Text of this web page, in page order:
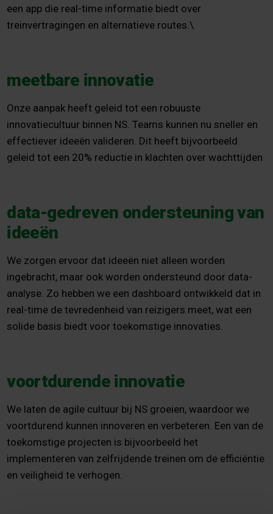
een app die real-time informatie biedt over
treinvertragingen en alternatieve routes.\
meetbare innovatie
Onze aanpak heeft geleid tot een robuuste
innovatiecultuur binnen NS. Teams kunnen nu sneller en
effectiever ideeën valideren. Dit heeft bijvoorbeeld
geleid tot een 20% reductie in klachten over wachttijden
data-gedreven ondersteuning van
ideeën
We zorgen ervoor dat ideeën niet alleen worden
ingebracht, maar ook worden ondersteund door data-
analyse. Zo hebben we een dashboard ontwikkeld dat in
real-time de tevredenheid van reizigers meet, wat een
solide basis biedt voor toekomstige innovaties.
voortdurende innovatie
We laten de agile cultuur bij NS groeien, waardoor we
voortdurend kunnen innoveren en verbeteren. Een van de
toekomstige projecten is bijvoorbeeld het
implementeren van zelfrijdende treinen om de efficiëntie
en veiligheid te verhogen.